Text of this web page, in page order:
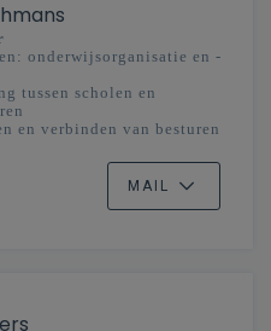
onderwijsorganisatie en -
tussen scholen en
en verbinden van besturen
MAIL